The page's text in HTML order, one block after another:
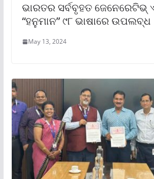
ଭାରତର ସର୍ବବୃହତ
“ହନୁମାନ” ୯୮ ଭାଷାରେ ଉପଲବ୍ଧ
May 13, 2024